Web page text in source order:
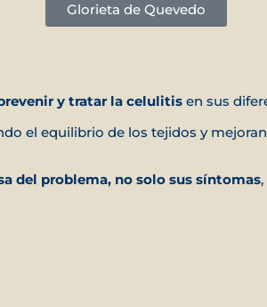
Glorieta de Quevedo
y tratar la celulitis en sus
el equilibrio de los tejidos y
del problema, no solo sus síntomas